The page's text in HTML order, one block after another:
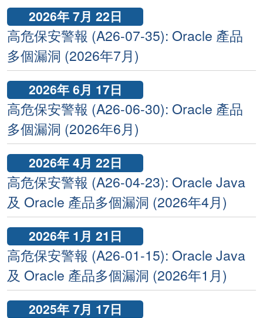
2026年 7月 22日
高危保安警報 (A26-07-35): Oracle 產品
多個漏洞 (2026年7月)
2026年 6月 17日
高危保安警報 (A26-06-30): Oracle 產品
多個漏洞 (2026年6月)
2026年 4月 22日
高危保安警報 (A26-04-23): Oracle Java
及 Oracle 產品多個漏洞 (2026年4月)
2026年 1月 21日
高危保安警報 (A26-01-15): Oracle Java
及 Oracle 產品多個漏洞 (2026年1月)
2025年 7月 17日